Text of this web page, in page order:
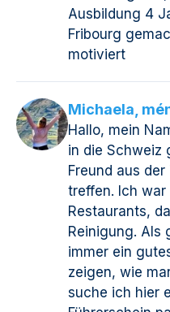
Ausbildung 4
Fribourg
motiviert
Michaela,
Hallo, mein
in die Schweiz
Freund aus
treffen. Ich
Restaurants,
Reinigung. Als
immer ein
zeigen, wie
suche ich hier